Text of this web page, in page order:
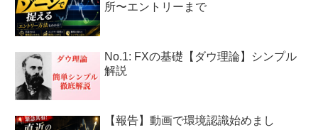
所〜エントリーまで
No.1: FXの基礎【ダウ理論】シンプル
解説
【報告】動画で環境認識始めまし